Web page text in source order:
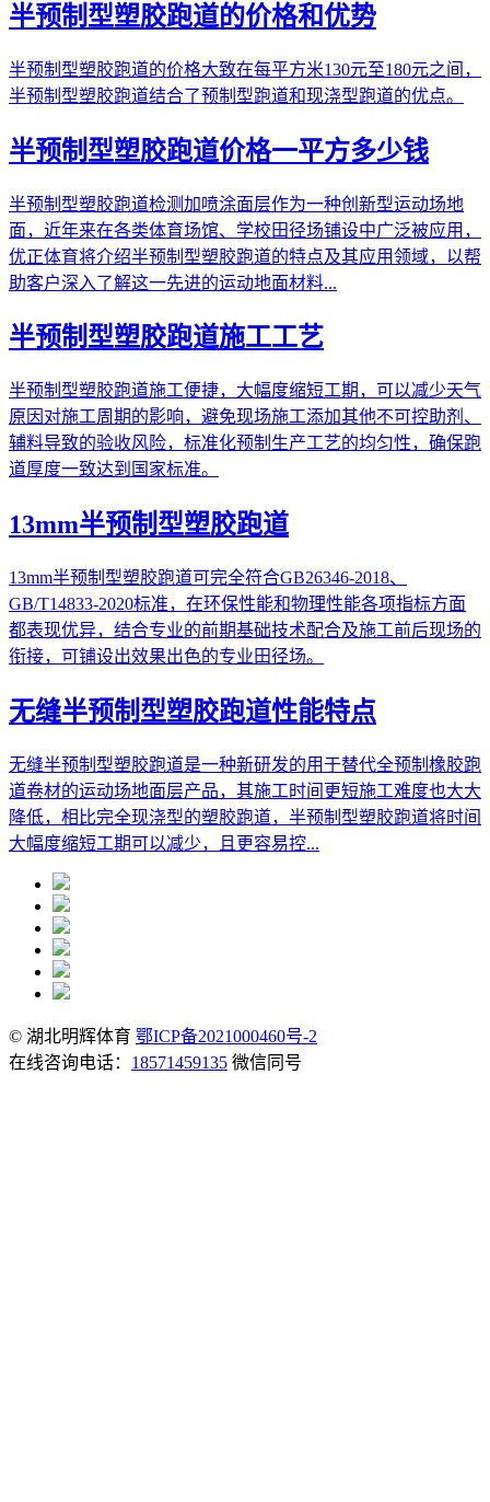
半预制型塑胶跑道的价格和优势
半预制型塑胶跑道的价格大致在每平方米130元至180元之间，
半预制型塑胶跑道结合了预制型跑道和现浇型跑道的优点。
半预制型塑胶跑道价格一平方多少钱
半预制型塑胶跑道检测加喷涂面层作为一种创新型运动场地
面，近年来在各类体育场馆、学校田径场铺设中广泛被应用，
优正体育将介绍半预制型塑胶跑道的特点及其应用领域，以帮
助客户深入了解这一先进的运动地面材料...
半预制型塑胶跑道施工工艺
半预制型塑胶跑道施工便捷，大幅度缩短工期，可以减少天气
原因对施工周期的影响，避免现场施工添加其他不可控助剂、
辅料导致的验收风险，标准化预制生产工艺的均匀性，确保跑
道厚度一致达到国家标准。
13mm半预制型塑胶跑道
13mm半预制型塑胶跑道可完全符合GB26346-2018、
GB/T14833-2020标准，在环保性能和物理性能各项指标方面
都表现优异，结合专业的前期基础技术配合及施工前后现场的
衔接，可铺设出效果出色的专业田径场。
无缝半预制型塑胶跑道性能特点
无缝半预制型塑胶跑道是一种新研发的用于替代全预制橡胶跑
道卷材的运动场地面层产品，其施工时间更短施工难度也大大
降低，相比完全现浇型的塑胶跑道，半预制型塑胶跑道将时间
大幅度缩短工期可以减少，且更容易控...
© 湖北明辉体育 鄂ICP备2021000460号-2
在线咨询电话： 18571459135 微信同号